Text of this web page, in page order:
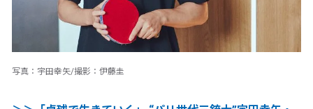
写真：宇田幸矢/撮影：伊藤圭